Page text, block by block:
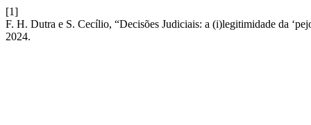
[1]
F. H. Dutra e S. Cecílio, “Decisões Judiciais: a (i)legitimidade da
2024.